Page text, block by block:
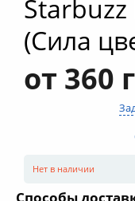
(Сила
от 360
Нет в наличии
Способы